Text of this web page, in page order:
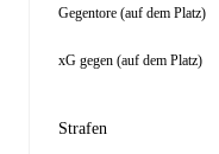
Gegentore (auf dem Platz)
xG gegen (auf dem Platz)
Strafen